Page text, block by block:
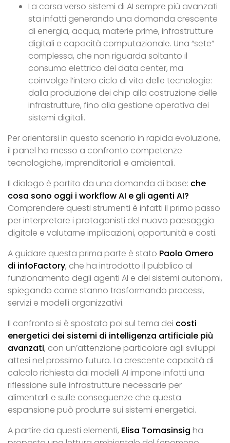
La corsa verso sistemi di AI sempre più avanzati
sta infatti generando una domanda crescente
di energia, acqua, materie prime, infrastrutture
digitali e capacità computazionale. Una “sete”
complessa, che non riguarda soltanto il
consumo elettrico dei data center, ma
coinvolge l’intero ciclo di vita delle tecnologie:
dalla produzione dei chip alla costruzione delle
infrastrutture, fino alla gestione operativa dei
sistemi digitali.
Per orientarsi in questo scenario in rapida evoluzione,
il panel ha messo a confronto competenze
tecnologiche, imprenditoriali e ambientali.
Il dialogo è partito da una domanda di base: che
cosa sono oggi i workflow AI e gli agenti AI?
Comprendere questi strumenti è infatti il primo passo
per interpretare i protagonisti del nuovo paesaggio
digitale e valutarne implicazioni, opportunità e costi.
A guidare questa prima parte è stato Paolo Omero
di infoFactory, che ha introdotto il pubblico al
funzionamento degli agenti AI e dei sistemi autonomi,
spiegando come stanno trasformando processi,
servizi e modelli organizzativi.
Il confronto si è spostato poi sul tema dei costi
energetici dei sistemi di intelligenza artificiale più
avanzati, con un’attenzione particolare agli sviluppi
attesi nel prossimo futuro. La crescente capacità di
calcolo richiesta dai modelli AI impone infatti una
riflessione sulle infrastrutture necessarie per
alimentarli e sulle conseguenze che questa
espansione può produrre sui sistemi energetici.
A partire da questi elementi, Elisa Tomasinsig ha